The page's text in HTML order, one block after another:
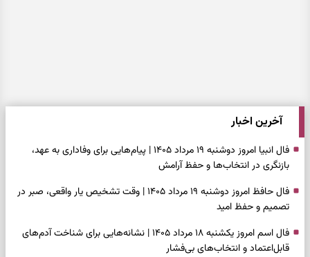
آخرین اخبار
فال انبیا امروز دوشنبه ۱۹ مرداد ۱۴۰۵ | پیام‌هایی برای وفاداری به عهد،
بازنگری در انتخاب‌ها و حفظ آرامش
فال حافظ امروز دوشنبه ۱۹ مرداد ۱۴۰۵ | وقت تشخیص یار واقعی، صبر در
تصمیم و حفظ امید
فال اسم امروز یکشنبه ۱۸ مرداد ۱۴۰۵ | نشانه‌هایی برای شناخت آدم‌های
قابل‌اعتماد و انتخاب‌های بی‌فشار